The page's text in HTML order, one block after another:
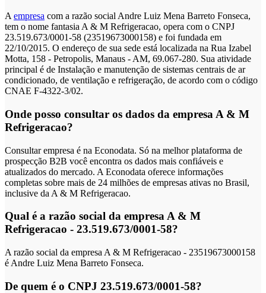
A empresa com a razão social Andre Luiz Mena Barreto Fonseca,
tem o nome fantasia A & M Refrigeracao, opera com o CNPJ
23.519.673/0001-58 (23519673000158) e foi fundada em
22/10/2015. O endereço de sua sede está localizada na Rua Izabel
Motta, 158 - Petropolis, Manaus - AM, 69.067-280. Sua atividade
principal é de Instalação e manutenção de sistemas centrais de ar
condicionado, de ventilação e refrigeração, de acordo com o código
CNAE F-4322-3/02.
Onde posso consultar os dados da empresa A & M
Refrigeracao?
Consultar empresa é na Econodata. Só na melhor plataforma de
prospecção B2B você encontra os dados mais confiáveis e
atualizados do mercado. A Econodata oferece informações
completas sobre mais de 24 milhões de empresas ativas no Brasil,
inclusive da A & M Refrigeracao.
Qual é a razão social da empresa A & M
Refrigeracao - 23.519.673/0001-58?
A razão social da empresa A & M Refrigeracao - 23519673000158
é Andre Luiz Mena Barreto Fonseca.
De quem é o CNPJ 23.519.673/0001-58?